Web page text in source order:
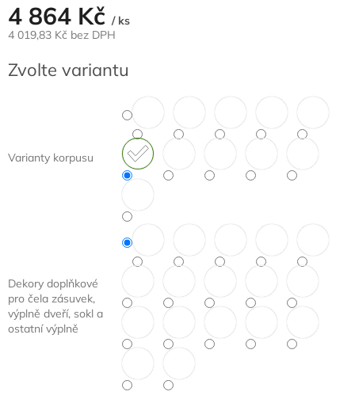
4 864 Kč / ks
4 019,83 Kč bez DPH
cena:
Zvolte variantu
Varianty korpusu
Dekory doplňkové
pro čela zásuvek,
výplně dveří, sokl a
ostatní výplně